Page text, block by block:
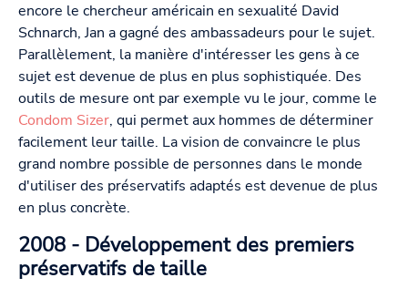
encore le chercheur américain en sexualité David
Schnarch, Jan a gagné des ambassadeurs pour le sujet.
Parallèlement, la manière d'intéresser les gens à ce
sujet est devenue de plus en plus sophistiquée. Des
outils de mesure ont par exemple vu le jour, comme le
Condom Sizer, qui permet aux hommes de déterminer
facilement leur taille. La vision de convaincre le plus
grand nombre possible de personnes dans le monde
d'utiliser des préservatifs adaptés est devenue de plus
en plus concrète.
2008 - Développement des premiers
préservatifs de taille